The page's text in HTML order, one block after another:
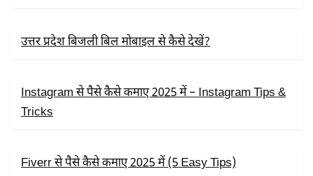
उत्तर प्रदेश बिजली बिल मोबाइल से कैसे देखें?
Instagram से पैसे कैसे कमाए 2025 में – Instagram Tips &
Tricks
Fiverr से पैसे कैसे कमाए 2025 में (5 Easy Tips)